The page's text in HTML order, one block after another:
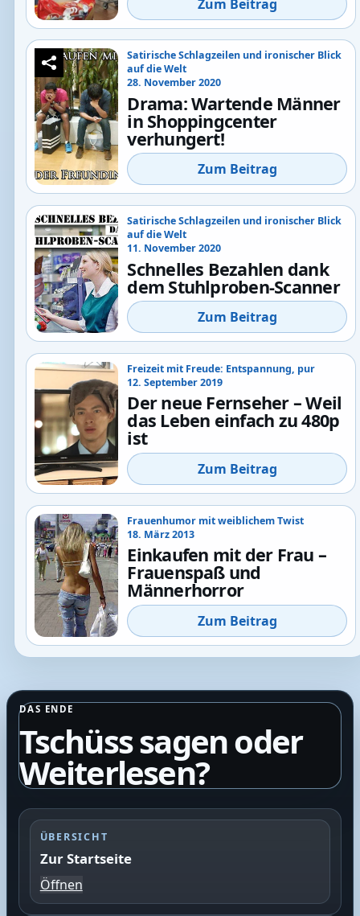
Zum Beitrag
Satirische Schlagzeilen und ironischer Blick
auf die Welt
28. November 2020
Drama: Wartende Männer
in Shoppingcenter
verhungert!
Zum Beitrag
Satirische Schlagzeilen und ironischer Blick
auf die Welt
11. November 2020
Schnelles Bezahlen dank
dem Stuhlproben-Scanner
Zum Beitrag
Freizeit mit Freude: Entspannung, pur
12. September 2019
Der neue Fernseher – Weil
das Leben einfach zu 480p
ist
Zum Beitrag
Frauenhumor mit weiblichem Twist
18. März 2013
Einkaufen mit der Frau –
Frauenspaß und
Männerhorror
Zum Beitrag
DAS ENDE
Tschüss sagen oder
Weiterlesen?
ÜBERSICHT
Zur Startseite
Öffnen